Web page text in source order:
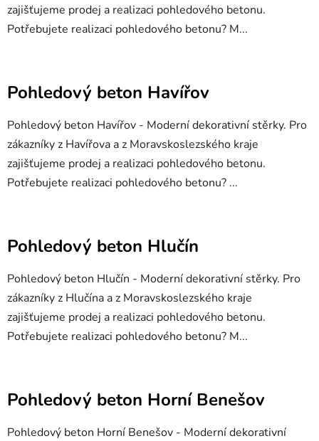
zajišťujeme prodej a realizaci pohledového betonu.
Potřebujete realizaci pohledového betonu? M...
Pohledový beton Havířov
Pohledový beton Havířov - Moderní dekorativní stěrky. Pro
zákazníky z Havířova a z Moravskoslezského kraje
zajišťujeme prodej a realizaci pohledového betonu.
Potřebujete realizaci pohledového betonu? ...
Pohledový beton Hlučín
Pohledový beton Hlučín - Moderní dekorativní stěrky. Pro
zákazníky z Hlučína a z Moravskoslezského kraje
zajišťujeme prodej a realizaci pohledového betonu.
Potřebujete realizaci pohledového betonu? M...
Pohledový beton Horní Benešov
Pohledový beton Horní Benešov - Moderní dekorativní